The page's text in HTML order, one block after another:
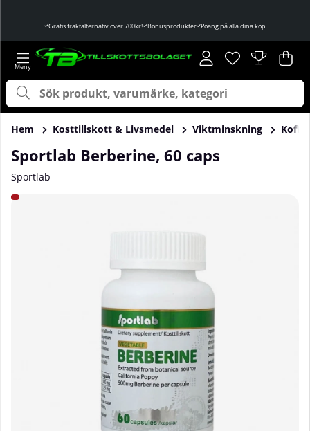
Gratis fraktalternativ över 700kr! Bonusprodukter Poäng på alla dina köp
Önskelista
Antal i
. .
Hem Kosttillskott & Livsmedel Viktminskning
Sportlab Berberine, 60 caps
Sportlab
Produktbilder Sportlab Berberine, 60 caps